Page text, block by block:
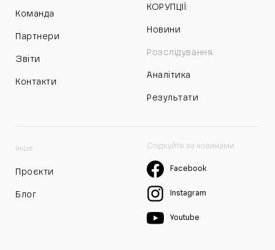
Команда
Партнери
Звіти
Контакти
КОРУПЦІЇ:
Новини
Розслідування
Аналітика
Результати
Інше
Проєкти
Блог
Слідкуйте за новинами
Facebook
Instagram
Youtube